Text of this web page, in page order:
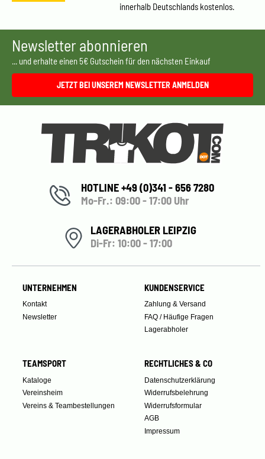
innerhalb Deutschlands kostenlos.
Newsletter abonnieren
... und erhalte einen 5€ Gutschein für den nächsten Einkauf
JETZT BEI UNSEREM NEWSLETTER ANMELDEN
HOTLINE +49 (0)341 - 656 7280
Mo-Fr.: 09:00 - 17:00 Uhr
LAGERABHOLER LEIPZIG
Di-Fr: 10:00 - 17:00
UNTERNEHMEN
Kontakt
Newsletter
KUNDENSERVICE
Zahlung & Versand
FAQ / Häufige Fragen
Lagerabholer
TEAMSPORT
Kataloge
Vereinsheim
Vereins & Teambestellungen
RECHTLICHES & CO
Datenschutzerklärung
Widerrufsbelehrung
Widerrufsformular
AGB
Impressum